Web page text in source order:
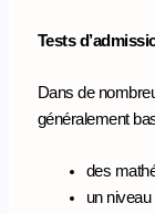
Tests
Dans de
généralement
des
un